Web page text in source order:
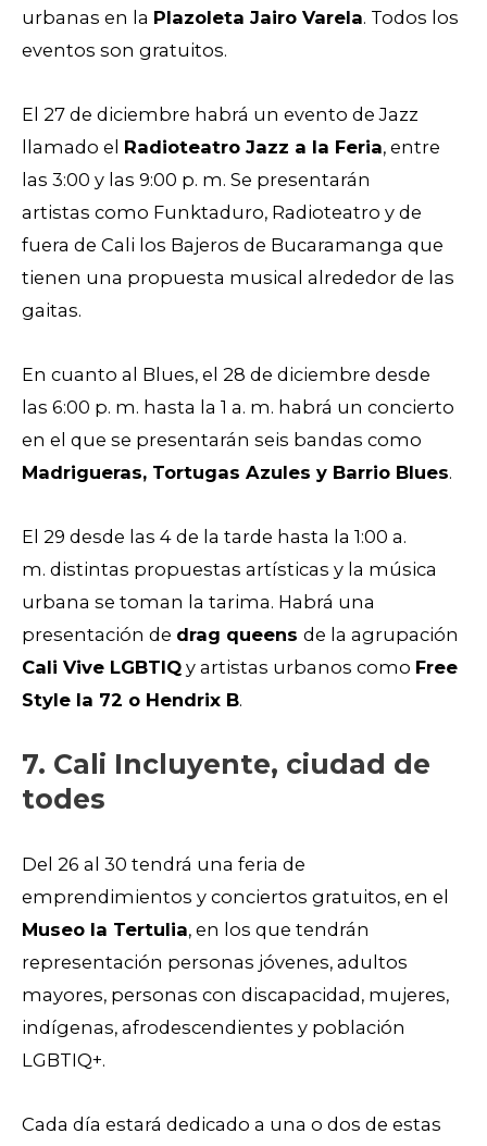
urbanas en la Plazoleta Jairo Varela. Todos los
eventos son gratuitos.
El 27 de diciembre habrá un evento de Jazz
llamado el Radioteatro Jazz a la Feria, entre
las 3:00 y las 9:00 p. m. Se presentarán
artistas como Funktaduro, Radioteatro y de
fuera de Cali los Bajeros de Bucaramanga que
tienen una propuesta musical alrededor de las
gaitas.
En cuanto al Blues, el 28 de diciembre desde
las 6:00 p. m. hasta la 1 a. m. habrá un concierto
en el que se presentarán seis bandas como
Madrigueras, Tortugas Azules y Barrio Blues.
El 29 desde las 4 de la tarde hasta la 1:00 a.
m. distintas propuestas artísticas y la música
urbana se toman la tarima. Habrá una
presentación de drag queens de la agrupación
Cali Vive LGBTIQ y artistas urbanos como Free
Style la 72 o Hendrix B.
7. Cali Incluyente, ciudad de
todes
Del 26 al 30 tendrá una feria de
emprendimientos y conciertos gratuitos, en el
Museo la Tertulia, en los que tendrán
representación personas jóvenes, adultos
mayores, personas con discapacidad, mujeres,
indígenas, afrodescendientes y población
LGBTIQ+.
Cada día estará dedicado a una o dos de estas